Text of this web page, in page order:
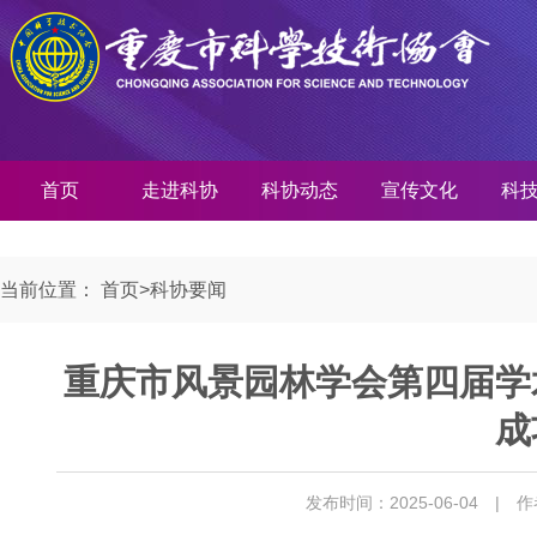
首页 走进科协 科协动态 宣传文化 科
当前位置： 首页>科协要闻
重庆市风景园林学会第四届
发布时间：2025-06-04 | 作